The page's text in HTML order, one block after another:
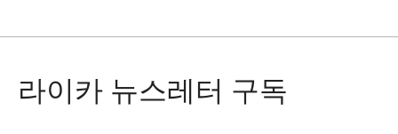
라이카 뉴스레터 구독